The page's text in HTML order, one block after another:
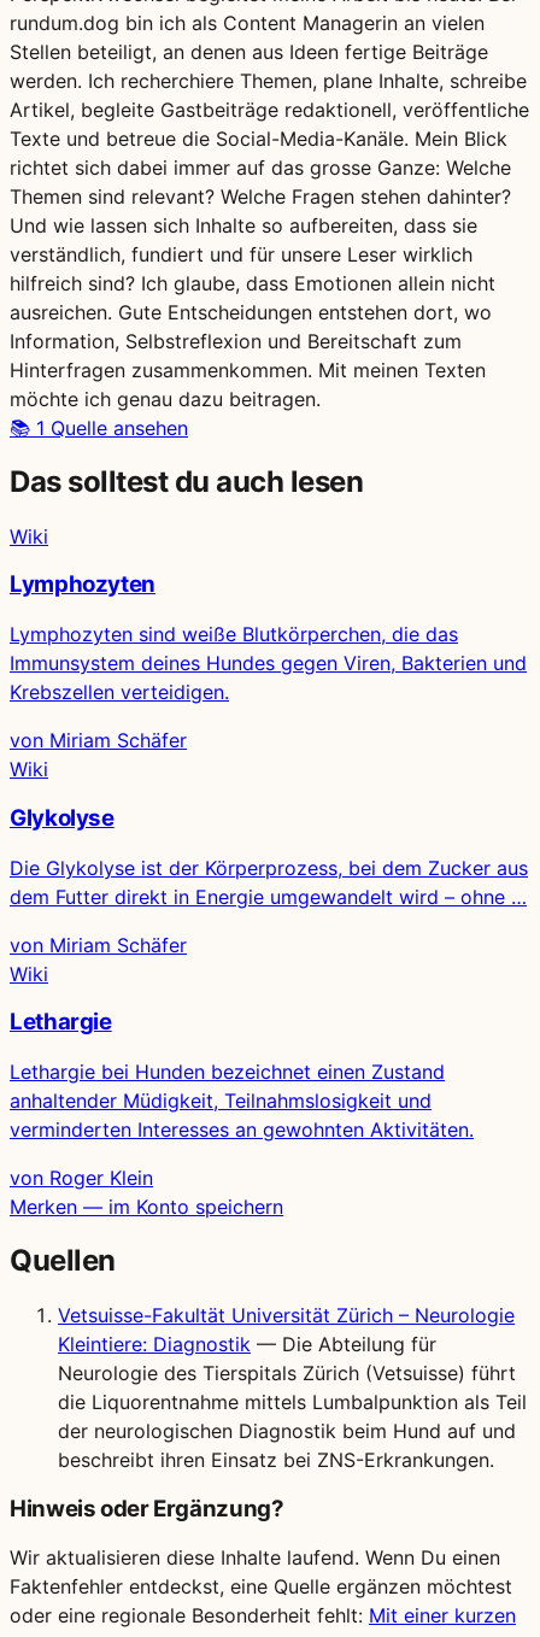
rundum.dog bin ich als Content Managerin an vielen
Stellen beteiligt, an denen aus Ideen fertige Beiträge
werden. Ich recherchiere Themen, plane Inhalte, schreibe
Artikel, begleite Gastbeiträge redaktionell, veröffentliche
Texte und betreue die Social-Media-Kanäle. Mein Blick
richtet sich dabei immer auf das grosse Ganze: Welche
Themen sind relevant? Welche Fragen stehen dahinter?
Und wie lassen sich Inhalte so aufbereiten, dass sie
verständlich, fundiert und für unsere Leser wirklich
hilfreich sind? Ich glaube, dass Emotionen allein nicht
ausreichen. Gute Entscheidungen entstehen dort, wo
Information, Selbstreflexion und Bereitschaft zum
Hinterfragen zusammenkommen. Mit meinen Texten
möchte ich genau dazu beitragen.
📚 1 Quelle ansehen
Das solltest du auch lesen
Wiki
Lymphozyten
Lymphozyten sind weiße Blutkörperchen, die das
Immunsystem deines Hundes gegen Viren, Bakterien und
Krebszellen verteidigen.
von Miriam Schäfer
Wiki
Glykolyse
Die Glykolyse ist der Körperprozess, bei dem Zucker aus
dem Futter direkt in Energie umgewandelt wird – ohne …
von Miriam Schäfer
Wiki
Lethargie
Lethargie bei Hunden bezeichnet einen Zustand
anhaltender Müdigkeit, Teilnahmslosigkeit und
verminderten Interesses an gewohnten Aktivitäten.
von Roger Klein
Merken — im Konto speichern
Quellen
Vetsuisse-Fakultät Universität Zürich – Neurologie
Kleintiere: Diagnostik — Die Abteilung für
Neurologie des Tierspitals Zürich (Vetsuisse) führt
die Liquorentnahme mittels Lumbalpunktion als Teil
der neurologischen Diagnostik beim Hund auf und
beschreibt ihren Einsatz bei ZNS-Erkrankungen.
Hinweis oder Ergänzung?
Wir aktualisieren diese Inhalte laufend. Wenn Du einen
Faktenfehler entdeckst, eine Quelle ergänzen möchtest
oder eine regionale Besonderheit fehlt: Mit einer kurzen